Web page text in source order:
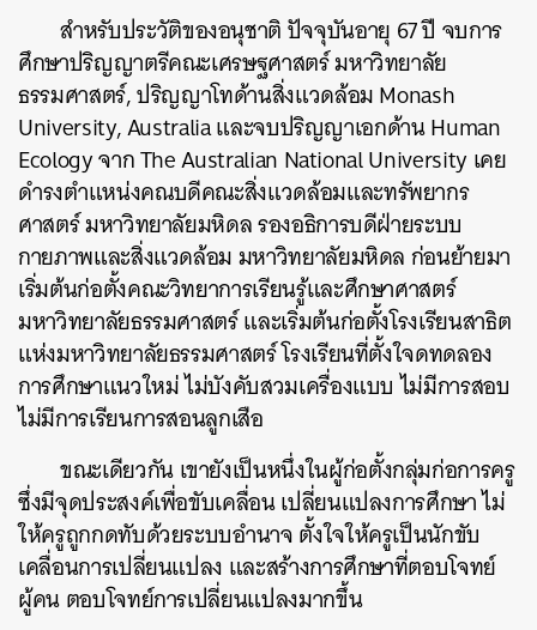
สำหรับประวัติของอนุชาติ ปัจจุบันอายุ 67 ปี จบการ
ศึกษาปริญญาตรีคณะเศรษฐศาสตร์ มหาวิทยาลัย
ธรรมศาสตร์, ปริญญาโทด้านสิ่งแวดล้อม Monash
University, Australia และจบปริญญาเอกด้าน Human
Ecology จาก The Australian National University เคย
ดำรงตำแหน่งคณบดีคณะสิ่งแวดล้อมและทรัพยากร
ศาสตร์ มหาวิทยาลัยมหิดล รองอธิการบดีฝ่ายระบบ
กายภาพและสิ่งแวดล้อม มหาวิทยาลัยมหิดล ก่อนย้ายมา
เริ่มต้นก่อตั้งคณะวิทยาการเรียนรู้และศึกษาศาสตร์
มหาวิทยาลัยธรรมศาสตร์ และเริ่มต้นก่อตั้งโรงเรียนสาธิต
แห่งมหาวิทยาลัยธรรมศาสตร์ โรงเรียนที่ตั้งใจดทดลอง
การศึกษาแนวใหม่ ไม่บังคับสวมเครื่องแบบ ไม่มีการสอบ
ไม่มีการเรียนการสอนลูกเสือ
ขณะเดียวกัน เขายังเป็นหนึ่งในผู้ก่อตั้งกลุ่มก่อการครู
ซึ่งมีจุดประสงค์เพื่อขับเคลื่อน เปลี่ยนแปลงการศึกษา ไม่
ให้ครูถูกกดทับด้วยระบบอำนาจ ตั้งใจให้ครูเป็นนักขับ
เคลื่อนการเปลี่ยนแปลง และสร้างการศึกษาที่ตอบโจทย์
ผู้คน ตอบโจทย์การเปลี่ยนแปลงมากขึ้น
ค้นหา
SHARE TWEET LINE EMAIL